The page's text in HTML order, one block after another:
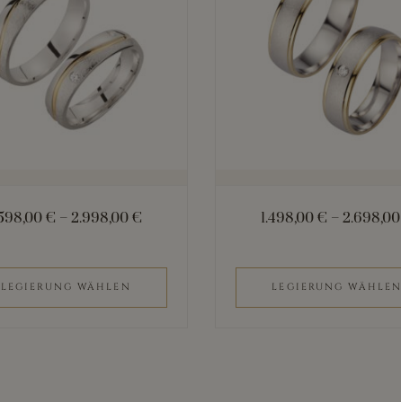
€ –2.998,00€
LEGIERUNG WÄHLEN
1.498,00 € – 2.698,00
LEGIERUNG WÄHLEN
Produktseite